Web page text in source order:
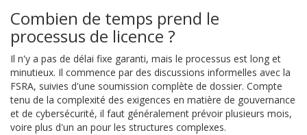
Combien de temps prend le
processus de licence ?
Il n'y a pas de délai fixe garanti, mais le processus est long et
minutieux. Il commence par des discussions informelles avec la
FSRA, suivies d'une soumission complète de dossier. Compte
tenu de la complexité des exigences en matière de gouvernance
et de cybersécurité, il faut généralement prévoir plusieurs mois,
voire plus d'un an pour les structures complexes.